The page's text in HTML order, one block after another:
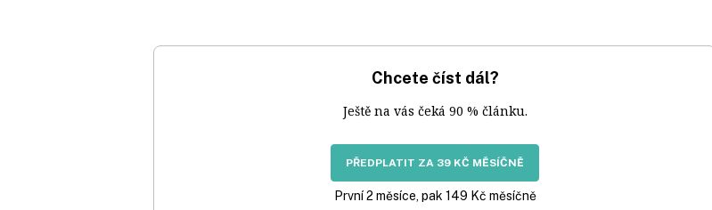
Chcete číst dál?
Ještě na vás čeká 90 % článku.
PŘEDPLATIT ZA 39 KČ MĚSÍČNĚ
První 2 měsíce, pak 149 Kč měsíčně